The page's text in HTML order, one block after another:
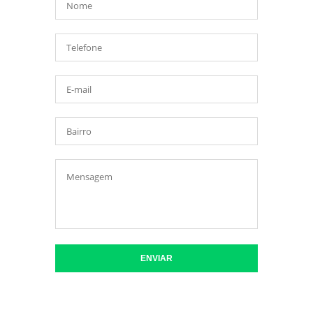
ENVIAR